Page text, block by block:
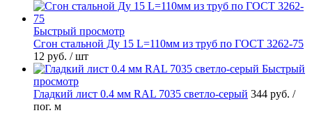
Быстрый просмотр
Сгон стальной Ду 15 L=110мм из труб по ГОСТ 3262-75
12 руб. / шт
Быстрый
просмотр
Гладкий лист 0.4 мм RAL 7035 светло-серый 344 руб. /
пог. м